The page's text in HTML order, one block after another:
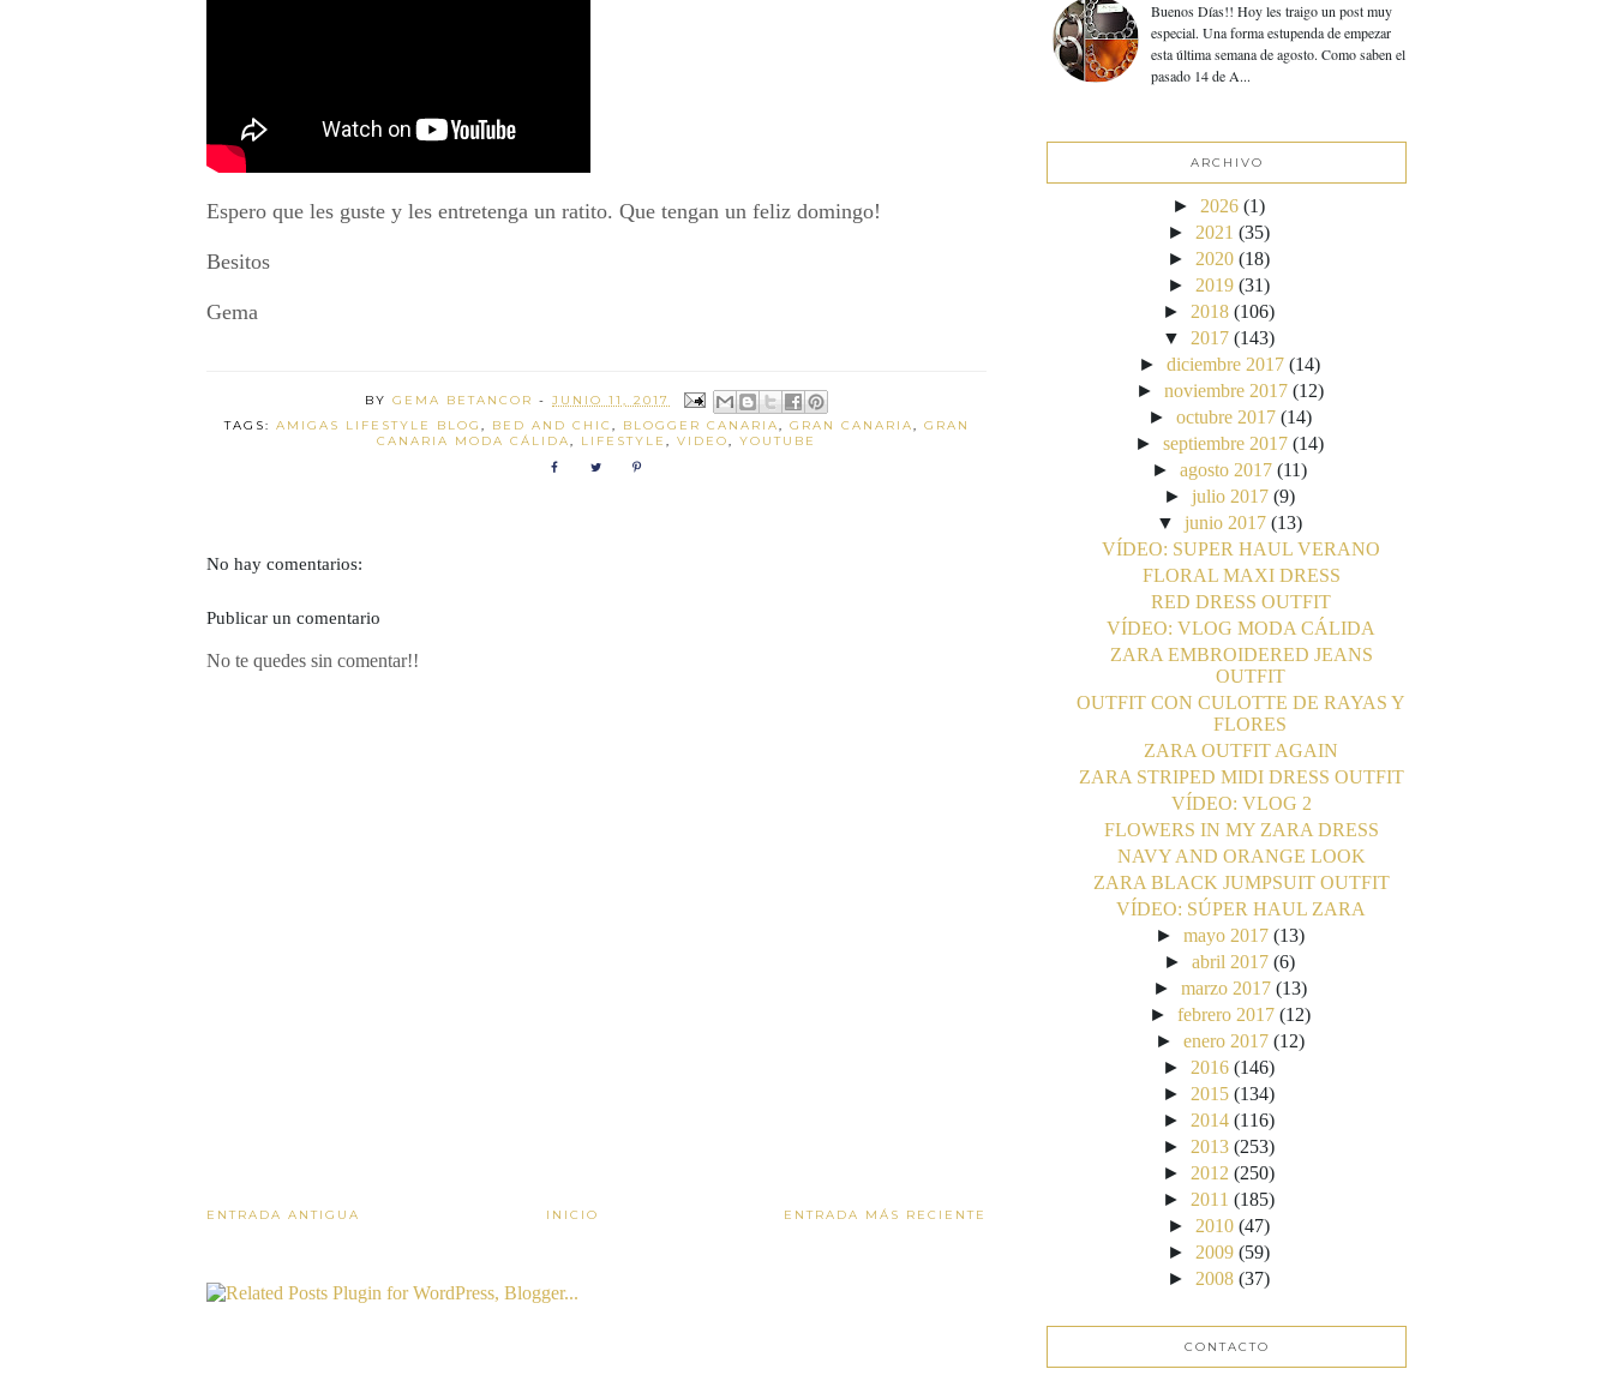
Espero que les guste y les entretenga un ratito. Que tengan un feliz domingo!
Besitos
Gema
BY GEMA BETANCOR - JUNIO 11, 2017
TAGS: AMIGAS LIFESTYLE BLOG BED AND CHIC BLOGGER CANARIA GRAN CANARIA
GRAN
CANARIA MODA CÁLIDA
LIFESTYLE VIDEO YOUTUBE
No hay comentarios:
Publicar un comentario
No te quedes sin comentar!!
ENTRADA MÁS RECIENTE
ENTRADA ANTIGUA INICIO
Buenos Días!! Hoy les traigo un post muy
especial. Una forma estupenda de empezar
esta última semana de agosto. Como saben el
pasado 14 de A...
ARCHIVO
► 2026 (1)
► 2021 (35)
► 2020 (18)
► 2019 (31)
► 2018 (106)
▼ 2017 (143)
►diciembre 2017 (14)
► noviembre 2017 (12)
► octubre 2017 (14)
►septiembre 2017 (14)
►agosto 2017 (11)
►julio 2017 (9)
▼junio 2017 (13)
VÍDEO: SUPER HAUL VERANO
FLORAL MAXI DRESS
RED DRESS OUTFIT
VÍDEO: VLOG MODA CÁLIDA
ZARA EMBROIDERED JEANS
OUTFIT
OUTFIT CON CULOTTE DE RAYAS Y
FLORES
ZARA OUTFIT AGAIN
ZARA STRIPED MIDI DRESS OUTFIT
VÍDEO: VLOG 2
FLOWERS IN MY ZARA DRESS
NAVY AND ORANGE LOOK
ZARA BLACK JUMPSUIT OUTFIT
VÍDEO: SÚPER HAUL ZARA
► mayo 2017 (13)
►abril 2017 (6)
► marzo 2017 (13)
► febrero 2017 (12)
► enero 2017 (12)
► 2016 (146)
► 2015 (134)
► 2014 (116)
► 2013 (253)
► 2012 (250)
► 2011 (185)
► 2010 (47)
► 2009 (59)
► 2008 (37)
CONTACTO